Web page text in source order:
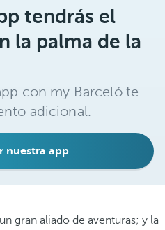
tendrás el
la palma de la
con my Barceló te
adicional.
nuestra app
gran aliado de aventuras; y la